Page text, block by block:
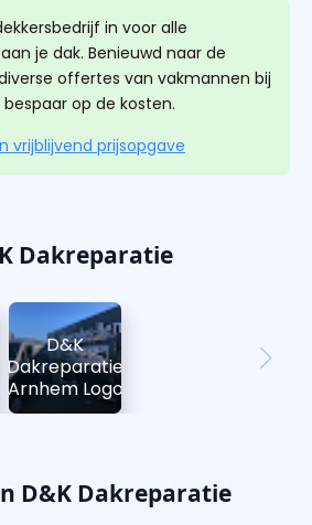
in voor alle
je dak. Benieuwd naar de
offertes van vakmannen bij
op de kosten.
vrijblijvend prijsopgave
Dakreparatie
D&K
Dakreparatie
Arnhem Logo
D&K Dakreparatie